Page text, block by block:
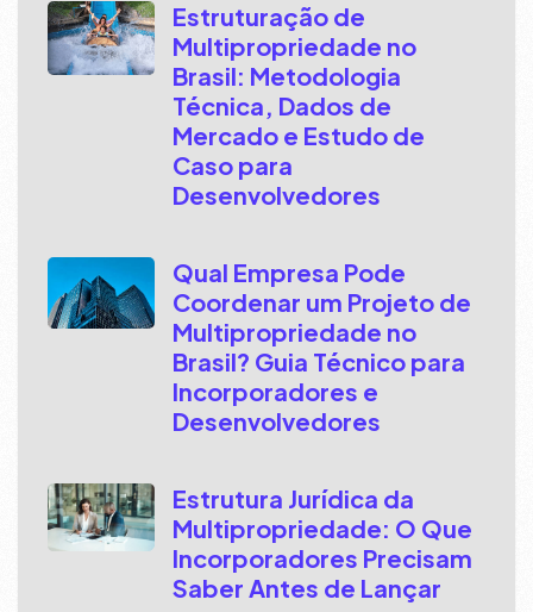
Estruturação de
Multipropriedade no
Brasil: Metodologia
Técnica, Dados de
Mercado e Estudo de
Caso para
Desenvolvedores
Qual Empresa Pode
Coordenar um Projeto de
Multipropriedade no
Brasil? Guia Técnico para
Incorporadores e
Desenvolvedores
Estrutura Jurídica da
Multipropriedade: O Que
Incorporadores Precisam
Saber Antes de Lançar